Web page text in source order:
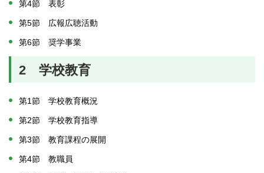
第4節 表彰
第5節 広報広聴活動
第6節 奨学事業
2 学校教育
第1節 学校教育概況
第2節 学校教育指導
第3節 教育課程の展開
第4節 教職員